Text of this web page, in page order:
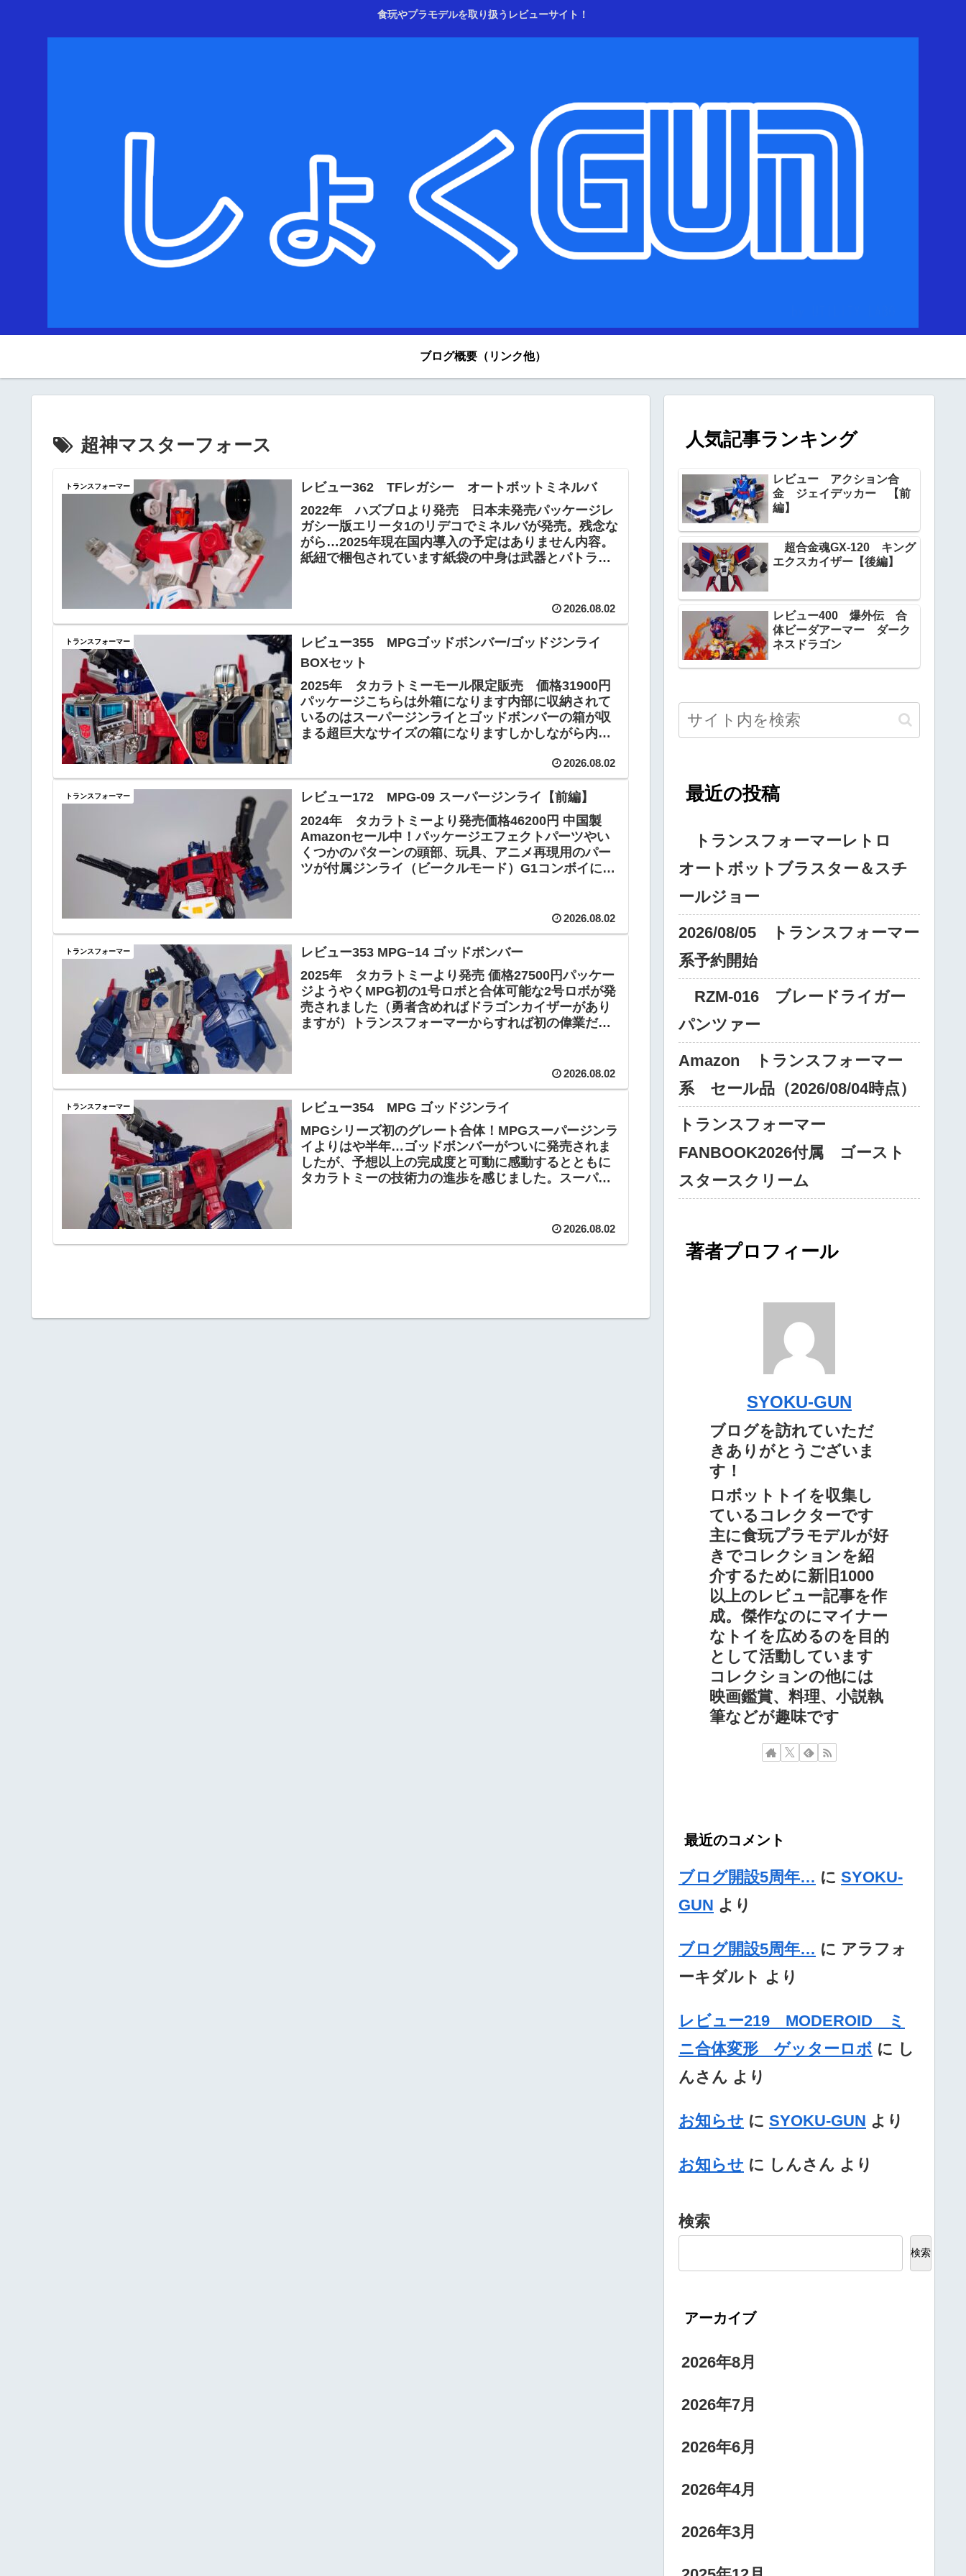
食玩やプラモデルを取り扱うレビューサイト！
ブログ概要（リンク他）
超神マスターフォース
トランスフォーマー
レビュー362 TFレガシー オートボットミネルバ
2022年 ハズブロより発売 日本未発売パッケージレ
ガシー版エリータ1のリデコでミネルバが発売。残念な
がら…2025年現在国内導入の予定はありません内容。
紙紐で梱包されています紙袋の中身は武器とパトラン
2026.08.02
トランスフォーマー
レビュー355 MPGゴッドボンバー/ゴッドジンライ
BOXセット
2025年 タカラトミーモール限定販売 価格31900円
パッケージこちらは外箱になります内部に収納されて
いるのはスーパージンライとゴッドボンバーの箱が収
まる超巨大なサイズの箱になりますしかしながら内部
2026.08.02
トランスフォーマー
レビュー172 MPG‐09 スーパージンライ【前編】
2024年 タカラトミーより発売価格46200円 中国製
Amazonセール中！パッケージエフェクトパーツやい
くつかのパターンの頭部、玩具、アニメ再現用のパー
ツが付属ジンライ（ビークルモード）G1コンボイによ
2026.08.02
トランスフォーマー
レビュー353 MPG−14 ゴッドボンバー
2025年 タカラトミーより発売 価格27500円パッケー
ジようやくMPG初の1号ロボと合体可能な2号ロボが発
売されました（勇者含めればドラゴンカイザーがあり
ますが）トランスフォーマーからすれば初の偉業だと
2026.08.02
トランスフォーマー
レビュー354 MPG ゴッドジンライ
MPGシリーズ初のグレート合体！MPGスーパージンラ
イよりはや半年…ゴッドボンバーがついに発売されま
したが、予想以上の完成度と可動に感動するとともに
タカラトミーの技術力の進歩を感じました。スーパー
2026.08.02
人気記事ランキング
レビュー アクション合
金 ジェイデッカー 【前
編】
超合金魂GX‐120 キング
エクスカイザー【後編】
レビュー400 爆外伝 合
体ビーダアーマー ダーク
ネスドラゴン
最近の投稿
トランスフォーマーレトロ
オートボットブラスター＆スチ
ールジョー
2026/08/05 トランスフォーマー
系予約開始
RZM‐016 ブレードライガー
パンツァー
Amazon トランスフォーマー
系 セール品（2026/08/04時点）
トランスフォーマー
FANBOOK2026付属 ゴースト
スタースクリーム
著者プロフィール
SYOKU-GUN
ブログを訪れていただ
きありがとうございま
す！
ロボットトイを収集し
ているコレクターです
主に食玩プラモデルが好
きでコレクションを紹
介するために新旧1000
以上のレビュー記事を作
成。傑作なのにマイナー
なトイを広めるのを目的
として活動しています
コレクションの他には
映画鑑賞、料理、小説執
筆などが趣味です
最近のコメント
ブログ開設5周年… に SYOKU-
GUN より
ブログ開設5周年… に アラフォ
ーキダルト より
レビュー219 MODEROID ミ
ニ合体変形 ゲッターロボ に し
んさん より
お知らせ に SYOKU-GUN より
お知らせ に しんさん より
検索
検索
アーカイブ
2026年8月
2026年7月
2026年6月
2026年4月
2026年3月